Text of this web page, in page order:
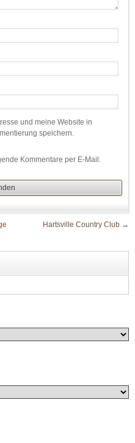
und meine Website in
speichern.
Kommentare per E-Mail.
Hartsville Country Club →